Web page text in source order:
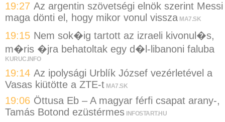
19:27 Az argentin szövetségi elnök szerint Messi
maga dönti el, hogy mikor vonul vissza MA7.SK
19:15 Nem sok�ig tartott az izraeli kivonul�s,
m�ris �jra behatoltak egy d�l-libanoni faluba
KURUC.INFO
19:14 Az ipolysági Urblík József vezérletével a
Vasas kiütötte a ZTE-t MA7.SK
19:06 Öttusa Eb – A magyar férfi csapat arany-,
Tamás Botond ezüstérmes INFOSTART.HU